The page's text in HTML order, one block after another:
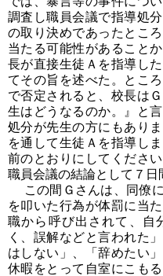
調査し職員会議で指導処
の取り決めであったとこ
当たる可能性があること
長が直接生徒Ａを指導し
てその旨を述べた。とこ
で否定されると、校長は
生はどうなるのか。』と
処分が先生の方にもあり
を通して生徒Ａを指導し
前のとおりにしてくださ
職員会議の結論として７日
この間Ｇさんは、同僚
を叩いた行為が体罰に当
職から呼び出されて、自
く、誤解などと言われた
はしない」、「辞めたい
休暇をとって自室にこも